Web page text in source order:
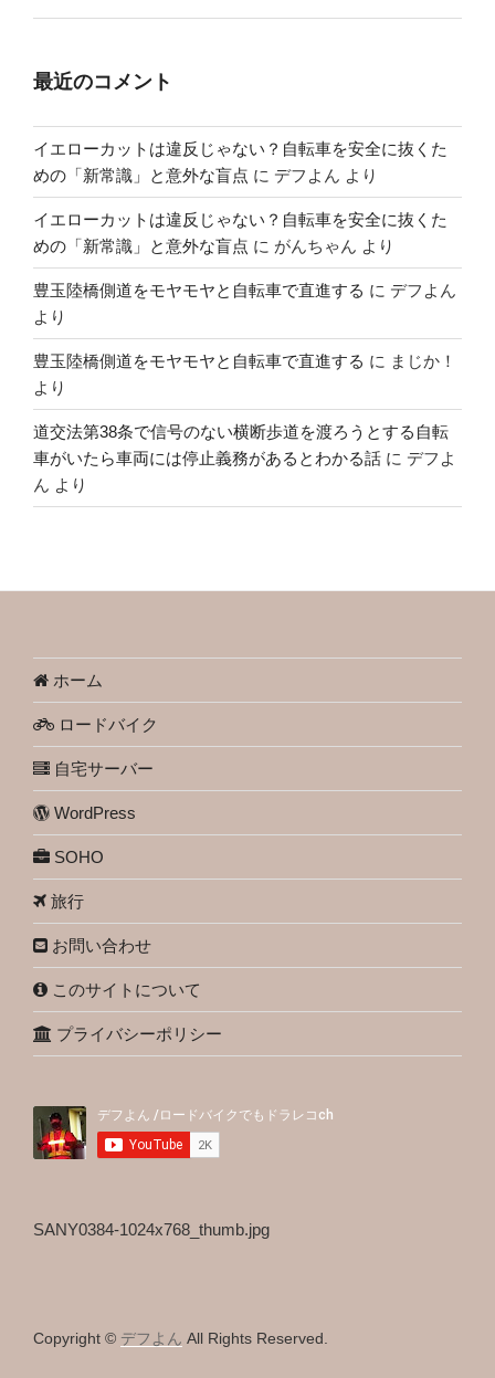
最近のコメント
イエローカットは違反じゃない？自転車を安全に抜くた
めの「新常識」と意外な盲点 に デフよん より
イエローカットは違反じゃない？自転車を安全に抜くた
めの「新常識」と意外な盲点 に がんちゃん より
豊玉陸橋側道をモヤモヤと自転車で直進する に デフよん
より
豊玉陸橋側道をモヤモヤと自転車で直進する に まじか！
より
道交法第38条で信号のない横断歩道を渡ろうとする自転
車がいたら車両には停止義務があるとわかる話 に デフよ
ん より
ホーム
ロードバイク
自宅サーバー
WordPress
SOHO
旅行
お問い合わせ
このサイトについて
プライバシーポリシー
SANY0384-1024x768_thumb.jpg
Copyright © デフよん All Rights Reserved.